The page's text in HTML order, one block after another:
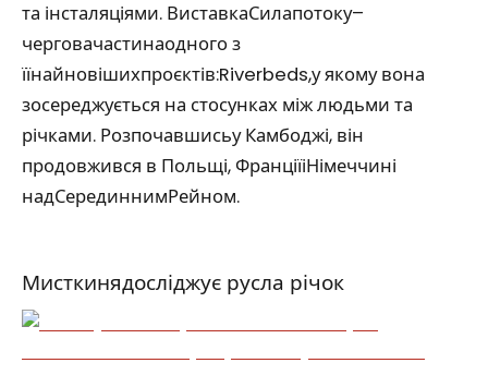
та інсталяціями. ВиставкаСилапотоку–
черговачастинаодного з
їїнайновішихпроєктів:Riverbeds,у якому вона
зосереджується на стосунках між людьми та
річками. Розпочавшисьу Камбоджі, він
продовжився в Польщі, ФранціїіНімеччині
надСерединнимРейном.
Мисткинядосліджує русла річок